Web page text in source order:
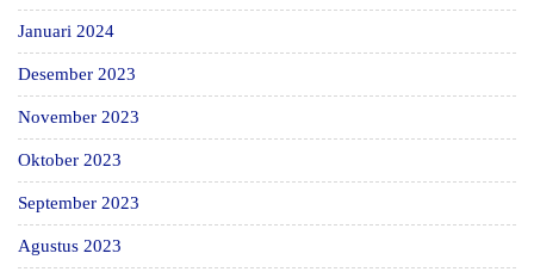
Januari 2024
Desember 2023
November 2023
Oktober 2023
September 2023
Agustus 2023